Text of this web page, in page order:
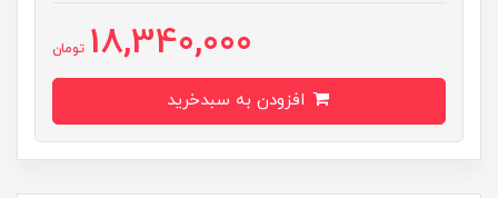
18,340,000 تومان